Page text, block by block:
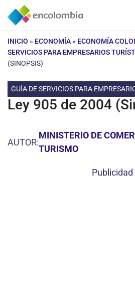
Saltar
INICIO » ECONOMÍA » ECONOMÍA
SERVICIOS PARA EMPRESARIOS
(SINOPSIS)
GUÍA DE SERVICIOS PARA
Ley 905 de 2004
AUTOR:
MINISTERIO DE
TURISMO
Publicidad